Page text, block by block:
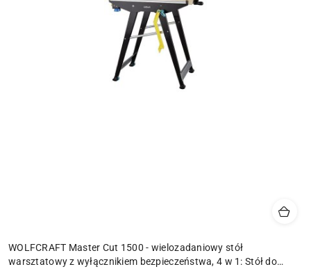
WOLFCRAFT Master Cut 1500 - wielozadaniowy stół
warsztatowy z wyłącznikiem bezpieczeństwa, 4 w 1: Stół do